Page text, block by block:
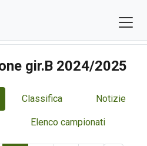
gir.B 2024/2025
Classifica Notizie
Elenco campionati